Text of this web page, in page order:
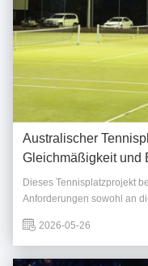
Australischer
Gleichmäßigkeit und
Dieses Tennisplatzprojekt
Anforderungen sowohl an
Die größte
der Beleuchtung zu
2026-05-26